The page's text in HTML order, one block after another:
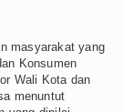
masyarakat yang
Konsumen
Wali Kota dan
menuntut